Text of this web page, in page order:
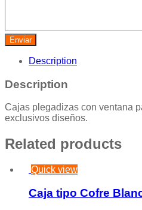
Description
Description
Cajas plegadizas con ventana
exclusivos diseños.
Related products
Quick view
Caja tipo Cofre